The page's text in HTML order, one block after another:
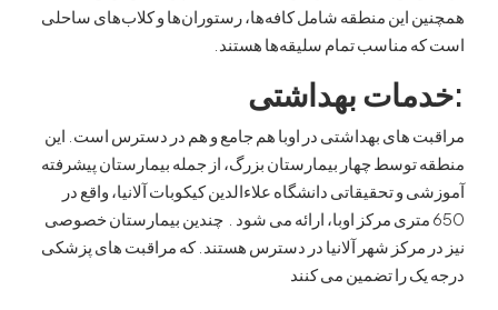
این منطقه شامل کافه‌ها، رستوران‌ها و کلاب‌های ساحلی
مناسب تمام سلیقه‌ها هستند.
بهداشتی
های بهداشتی در اوبا هم جامع و هم در دسترس است. این
چهار بیمارستان بزرگ، از جمله بیمارستان پیشرفته
تحقیقاتی دانشگاه علاءالدین کیکوبات آلانیا، واقع در
متری مرکز اوبا، ارائه می شود . چندین بیمارستان خصوصی
مرکز شهر آلانیا در دسترس هستند. که مراقبت های پزشکی
را تضمین می کنند